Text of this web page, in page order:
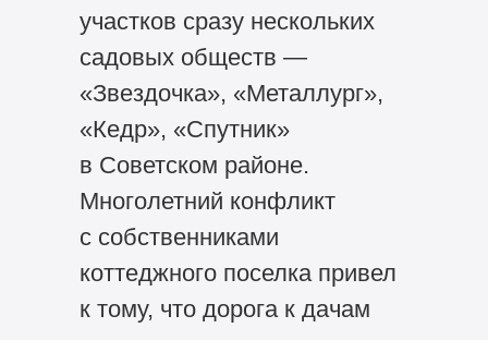
участков сразу нескольких
садовых обществ —
«Звездочка», «Металлург»,
«Кедр», «Спутник»
в Советском районе.
Многолетний конфликт
с собственниками
коттеджного поселка привел
к тому, что дорога к дачам